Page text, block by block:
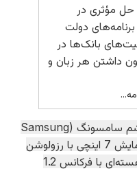
حل مؤثری در
دولت
بانک‌ها در
داشتن هر زبان و
گلکسی تب مجهز به اسکنر عنبیه چشم سامسونگ (Samsung
Galaxy Tab IRIS) به یک صفحه نمایش 7 اینچی با رزولوشن
1,024 در 600 پیکسل، پردازنده 4 هسته‌ای با فرکانس 1.2